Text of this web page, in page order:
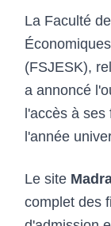
La Faculté
(FSJESK),
a annoncé
l'accès à ses
l'année
Le site
complet des